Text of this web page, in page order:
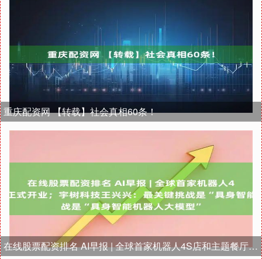
重庆配资网 【转载】社会真相60条！
在线股票配资排名 AI早报 | 全球首家机器人4S店和主题餐厅正式开业；宇树科技王兴兴：最关键挑战是“具身智能机器人大模型”